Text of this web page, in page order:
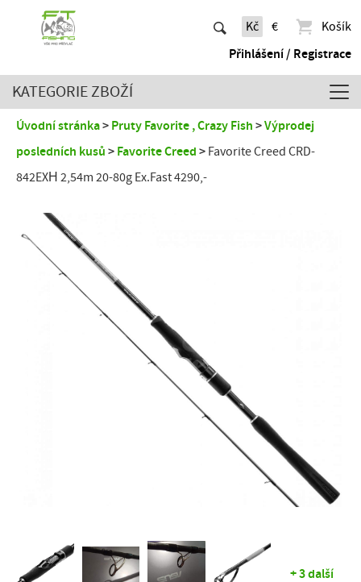
Kč €
Košík
Přihlášení / Registrace
KATEGORIE ZBOŽÍ
Úvodní stránka Pruty Favorite , Crazy Fish
Výprodej
posledních kusů
Favorite Creed
Favorite Creed CRD-
842EXН 2,54m 20-80g Ex.Fast 4290,-
+ 3 další